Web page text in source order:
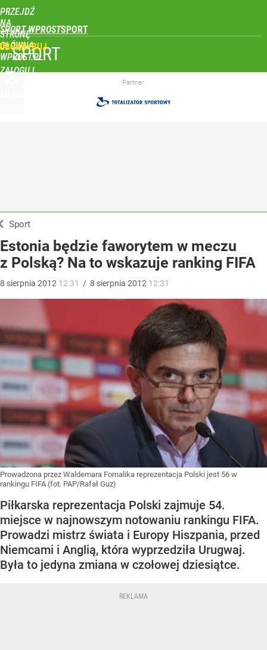
PRZEJDŹ
NA
STRONĘ
GŁÓWNĄ
WPROST.PL
SPORT WPROST
ZALOGUJ
SPORT
Partner
Sport
Estonia będzie faworytem w meczu
z Polską? Na to wskazuje ranking FIFA
8 sierpnia 2012 12:31 / 8 sierpnia 2012 12:31
Prowadzona przez Waldemara Fornalika reprezentacja Polski jest 56 w
rankingu FIFA (fot. PAP/Rafał Guz)
Piłkarska reprezentacja Polski zajmuje 54.
miejsce w najnowszym notowaniu rankingu FIFA.
Prowadzi mistrz świata i Europy Hiszpania, przed
Niemcami i Anglią, która wyprzedziła Urugwaj.
Była to jedyna zmiana w czołowej dziesiątce.